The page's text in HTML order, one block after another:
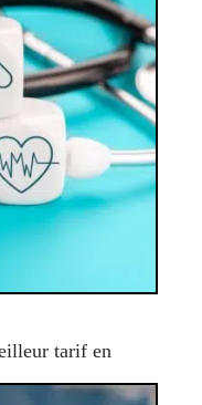
tarif en